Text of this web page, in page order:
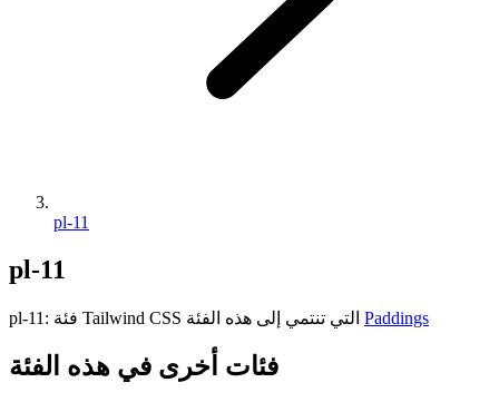
pl-11
pl-11
pl-11 : فئة Tailwind CSS التي تنتمي إلى هذه الفئة Paddings
فئات أخرى في هذه الفئة